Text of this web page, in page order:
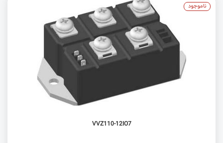
VVZ110-12IO7
ناموجود